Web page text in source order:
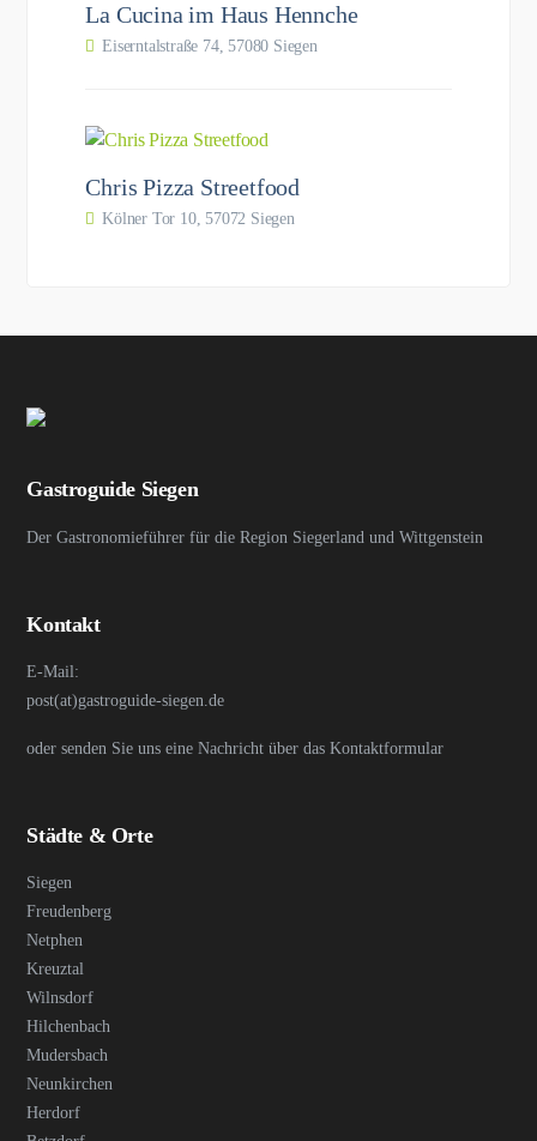
La Cucina im Haus Hennche
Eiserntalstraße 74, 57080 Siegen
Chris Pizza Streetfood
Kölner Tor 10, 57072 Siegen
Gastroguide Siegen
Der Gastronomieführer für die Region Siegerland und Wittgenstein
Kontakt
E-Mail:
post(at)gastroguide-siegen.de
oder senden Sie uns eine Nachricht über das Kontaktformular
Städte & Orte
Siegen
Freudenberg
Netphen
Kreuztal
Wilnsdorf
Hilchenbach
Mudersbach
Neunkirchen
Herdorf